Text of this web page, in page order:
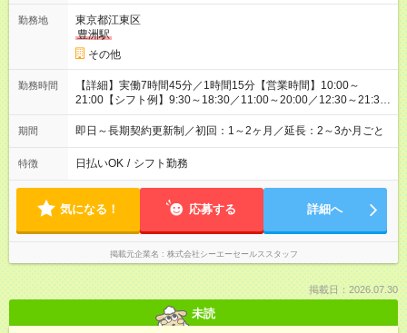
勤務地
東京都江東区
豊洲駅
その他
勤務時間
【詳細】実働7時間45分／1時間15分【営業時間】10:00～
21:00【シフト例】9:30～18:30／11:00～20:00／12:30～21:30
／など
期間 即日～長期契約更新制／初回：1～2ヶ月／延長：2～3か月ごと
特徴 日払いOK / シフト勤務
気になる！ 応募する 詳細へ
掲載元企業名 株式会社シーエーセールススタッフ
掲載日：2026.07.30
未読